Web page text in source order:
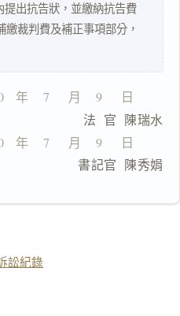
出抗告狀，並繳納抗告費
裁判費及補正事項部分，
年    7     月    9     日
法  官  陳瑞水
年    7     月    9     日
書記官  陳秀娟
訟紀錄
複
文